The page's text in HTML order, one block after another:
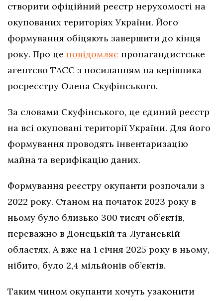
створити офіційний реєстр нерухомості на
окупованих територіях України. Його
формування обіцяють завершити до кінця
року. Про це повідомляє пропагандистське
агентсво ТАСС з посиланням на керівника
росреєстру Олена Скуфінського.
За словами Скуфінського, це єдиний реєстр
на всі окуповані території України. Для його
формування проводять інвентаризацію
майна та верифікацію даних.
Формування реєстру окупанти розпочали з
2022 року. Станом на початок 2023 року в
ньому було близько 300 тисяч об’єктів,
переважно в Донецькій та Луганській
областях. А вже на 1 січня 2025 року в ньому,
нібито, було 2,4 мільйонів об’єктів.
Таким чином окупанти хочуть узаконити